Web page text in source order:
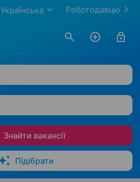
Роботодавцю
Українська
Знайти вакансії
Підібрати